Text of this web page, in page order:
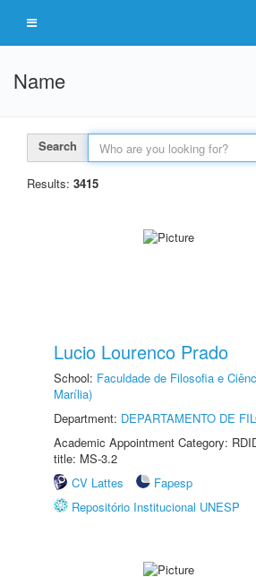
Name
Search
Results: 3415
Lucio Lourenco Prado
School: Faculdade de Filosofia e
Marília)
Department: DEPARTAMENTO DE
Academic Appointment Category:
title: MS-3.2
CV Lattes
Fapesp
Repositório Institucional UNESP